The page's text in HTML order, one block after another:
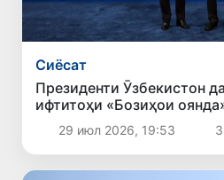
Сиёсат
Президенти Ӯзбекистон
ифтитоҳи «Бозиҳои
29 июл 2026, 19:53